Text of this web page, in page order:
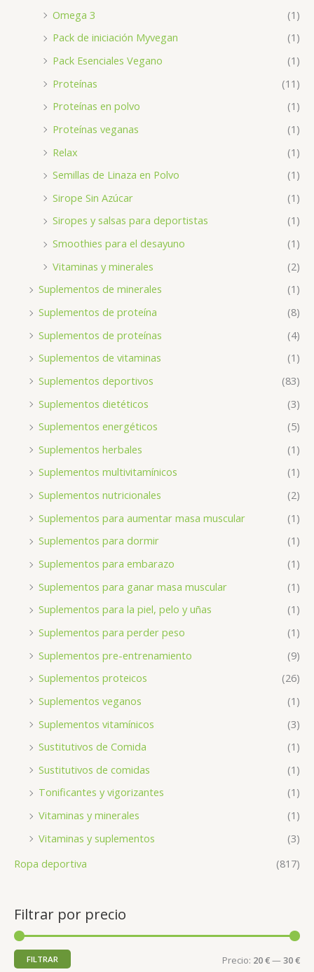
Omega 3
(1)
Pack de iniciación Myvegan
(1)
Pack Esenciales Vegano
(1)
Proteínas
(11)
Proteínas en polvo
(1)
Proteínas veganas
(1)
Relax
(1)
Semillas de Linaza en Polvo
(1)
Sirope Sin Azúcar
(1)
Siropes y salsas para deportistas
(1)
Smoothies para el desayuno
(1)
Vitaminas y minerales
(2)
Suplementos de minerales
(1)
Suplementos de proteína
(8)
Suplementos de proteínas
(4)
Suplementos de vitaminas
(1)
Suplementos deportivos
(83)
Suplementos dietéticos
(3)
Suplementos energéticos
(5)
Suplementos herbales
(1)
Suplementos multivitamínicos
(1)
Suplementos nutricionales
(2)
Suplementos para aumentar masa muscular
(1)
Suplementos para dormir
(1)
Suplementos para embarazo
(1)
Suplementos para ganar masa muscular
(1)
Suplementos para la piel, pelo y uñas
(1)
Suplementos para perder peso
(1)
Suplementos pre-entrenamiento
(9)
Suplementos proteicos
(26)
Suplementos veganos
(1)
Suplementos vitamínicos
(3)
Sustitutivos de Comida
(1)
Sustitutivos de comidas
(1)
Tonificantes y vigorizantes
(1)
Vitaminas y minerales
(1)
Vitaminas y suplementos
(3)
Ropa deportiva
(817)
Filtrar por precio
FILTRAR Precio: 20 €—30 €